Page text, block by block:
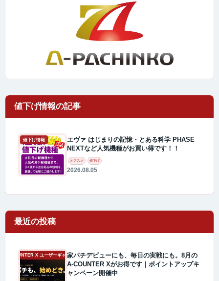
値下げ情報
エヴァ はじまりの記憶・とある科学 PHASE
NEXTなど人気機種がお買い得です！！
オススメ 値下げ
2026.08.05
最近の投稿
A-COUNTER X ユーザーギャラリー家パチデビューにも、毎日の実戦にも。8月の
A-COUNTER Xがお得です｜ポイントアップキ
ャンペーン開催中